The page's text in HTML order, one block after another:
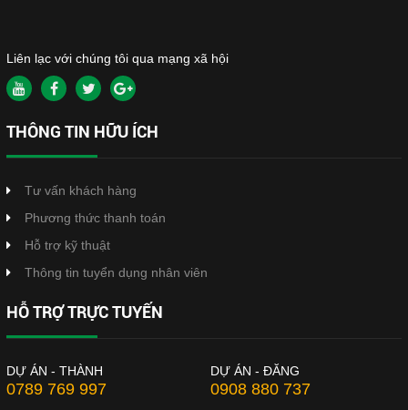
Liên lạc với chúng tôi qua mạng xã hội
THÔNG TIN HỮU ÍCH
Tư vấn khách hàng
Phương thức thanh toán
Hỗ trợ kỹ thuật
Thông tin tuyển dụng nhân viên
HỖ TRỢ TRỰC TUYẾN
DỰ ÁN - THÀNH
0789 769 997
DỰ ÁN - ĐĂNG
0908 880 737